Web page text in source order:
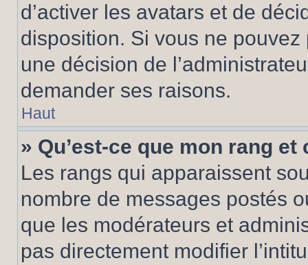
d’activer les avatars et de
disposition. Si vous ne pouvez
une décision de
demander ses raisons.
Haut
» Qu’est-ce que mon rang
Les rangs qui apparaissent
nombre de messages postés
que les modérateurs et
pas directement modifier